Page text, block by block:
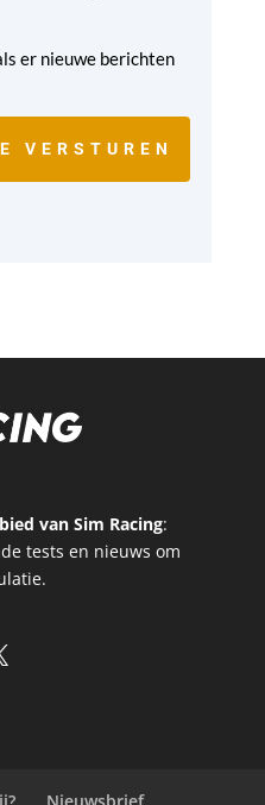
er nieuwe berichten
VERSTUREN
van Sim Racing:
tests en nieuws om